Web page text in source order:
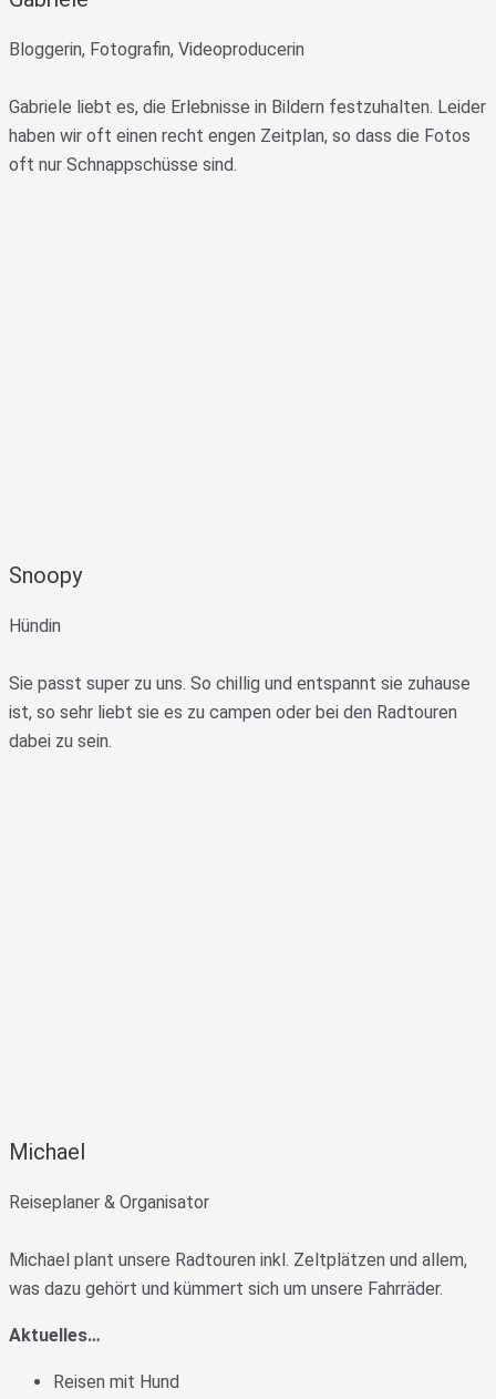
Bloggerin, Fotografin, Videoproducerin
Gabriele liebt es, die Erlebnisse in Bildern festzuhalten. Leider
haben wir oft einen recht engen Zeitplan, so dass die Fotos
oft nur Schnappschüsse sind.
Snoopy
Hündin
Sie passt super zu uns. So chillig und entspannt sie zuhause
ist, so sehr liebt sie es zu campen oder bei den Radtouren
dabei zu sein.
Michael
Reiseplaner & Organisator
Michael plant unsere Radtouren inkl. Zeltplätzen und allem,
was dazu gehört und kümmert sich um unsere Fahrräder.
Aktuelles…
Reisen mit Hund